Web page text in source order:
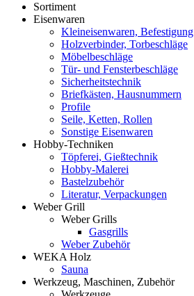
Sortiment
Eisenwaren
Kleineisenwaren, Befestigung
Holzverbinder, Torbeschläge
Möbelbeschläge
Tür- und Fensterbeschläge
Sicherheitstechnik
Briefkästen, Hausnummern
Profile
Seile, Ketten, Rollen
Sonstige Eisenwaren
Hobby-Techniken
Töpferei, Gießtechnik
Hobby-Malerei
Bastelzubehör
Literatur, Verpackungen
Weber Grill
Weber Grills
Gasgrills
Weber Zubehör
WEKA Holz
Sauna
Werkzeug, Maschinen, Zubehör